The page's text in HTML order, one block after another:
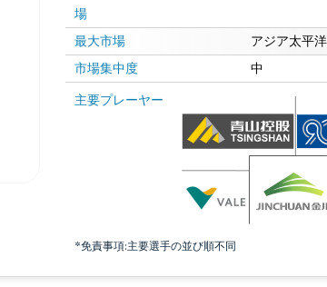
場
最大市場 アジア太平洋
市場集中度 中
主要プレーヤー
*免責事項:主要選手の並び順不同
画像 © Mordor Intelligence。再利用にはCC BY 4.0の
にはCC BY 4.0の表示が必要です。